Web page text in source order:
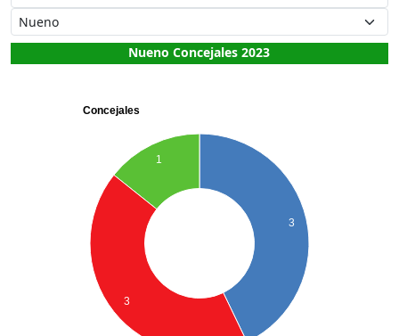
Nueno Concejales 2023
Concejales
3
1
3